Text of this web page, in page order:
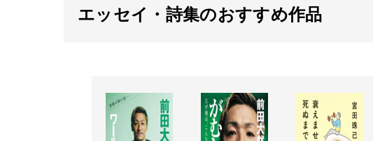
エッセイ・詩集のおすすめ作品